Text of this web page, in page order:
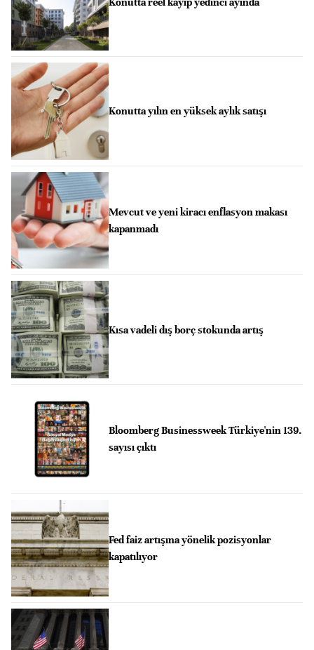
Konutta yılın en yüksek aylık satışı
Mevcut ve yeni kiracı enflasyon makası
kapanmadı
Kısa vadeli dış borç stokunda artış
Bloomberg Businessweek Türkiye'nin 139.
sayısı çıktı
Fed faiz artışına yönelik pozisyonlar
kapatılıyor